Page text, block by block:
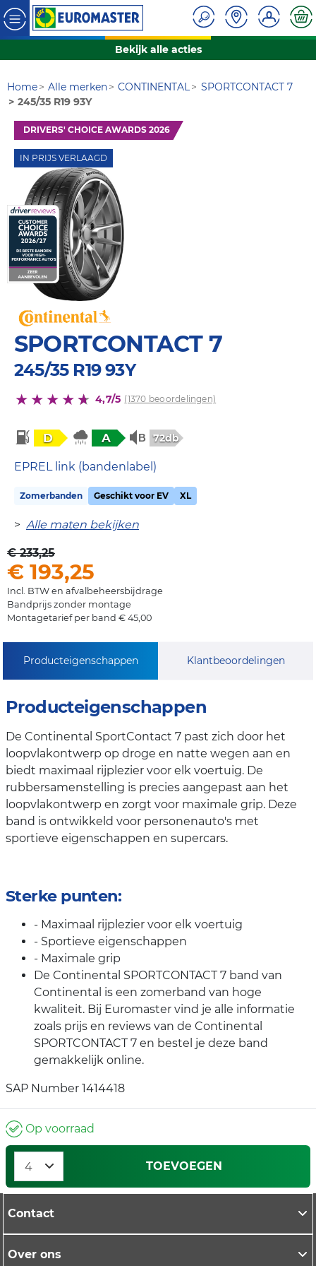
Bekijk alle acties
Home Alle merken CONTINENTAL
SPORTCONTACT 7
245/35 R19 93Y
DRIVERS' CHOICE AWARDS 2026
IN PRIJS VERLAAGD
SPORTCONTACT 7
245/35 R19 93Y
4,7/5 (1370 beoordelingen)
D A 72db
EPREL link (bandenlabel)
Zomerbanden Geschikt voor EV XL
> Alle maten bekijken
€ 233,25
€ 193,25
Incl. BTW en afvalbeheersbijdrage
Bandprijs zonder montage
Montagetarief per band € 45,00
Producteigenschappen Klantbeoordelingen
Producteigenschappen
De Continental SportContact 7 past zich door het
loopvlakontwerp op droge en natte wegen aan en
biedt maximaal rijplezier voor elk voertuig. De
rubbersamenstelling is precies aangepast aan het
loopvlakontwerp en zorgt voor maximale grip. Deze
band is ontwikkeld voor personenauto's met
sportieve eigenschappen en supercars.
Sterke punten:
- Maximaal rijplezier voor elk voertuig
- Sportieve eigenschappen
- Maximale grip
De Continental SPORTCONTACT 7 band van
Continental is een zomerband van hoge
kwaliteit. Bij Euromaster vind je alle informatie
zoals prijs en reviews van de Continental
SPORTCONTACT 7 en bestel je deze band
gemakkelijk online.
SAP Number 1414418
Op voorraad
TOEVOEGEN
Contact
Over ons